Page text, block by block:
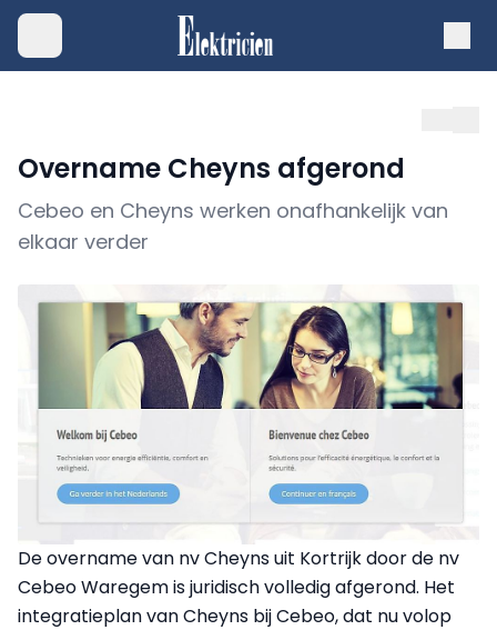
Overname Cheyns afgerond
Cebeo en Cheyns werken onafhankelijk van
elkaar verder
De overname van nv Cheyns uit Kortrijk door de nv
Cebeo Waregem is juridisch volledig afgerond. Het
integratieplan van Cheyns bij Cebeo, dat nu volop